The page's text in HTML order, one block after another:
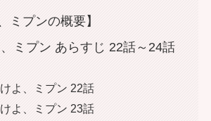
ミプンの概要】
、ミプン あらすじ 22話～24話
よ、ミプン 22話
よ、ミプン 23話